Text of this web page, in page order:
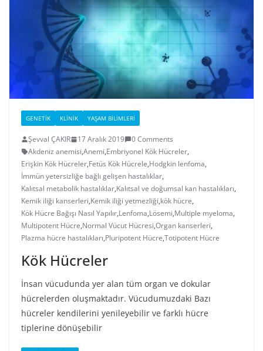
GENETIK KLINIK YAŞAM BILIMLERI
Şevval ÇAKIR 17 Aralık 2019
0 Comments
Akdeniz anemisi,Anemi,Embriyonel Kök Hücreler,
Erişkin Kök Hücreler,Fetüs Kök Hücrele,Hodgkin lenfoma,
İmmün yetersizliğe bağlı gelişen hastalıklar,
Kalıtsal metabolik hastalıklar,Kalıtsal ve doğumsal kan hastalıkları,
Kemik iliği kanserleri,Kemik iliği yetmezliği,kök hücre,
Kök Hücre Bağışı Nasıl Yapılır,Lenfoma,Lösemi,Multiple myeloma,
Multipotent Hücre,Normal Vücut Hücresi,Organ kanserleri,
Plazma hücre hastalıkları,Pluripotent Hücre,Totipotent Hücre
Kök Hücreler
İnsan vücudunda yer alan tüm organ ve dokular
hücrelerden oluşmaktadır. Vücudumuzdaki Bazı
hücreler kendilerini yenileyebilir ve farklı hücre
tiplerine dönüşebilir